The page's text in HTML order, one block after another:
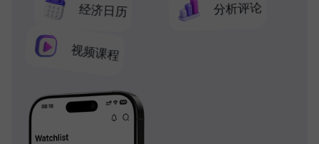
经济日历 分析评论
视频课程